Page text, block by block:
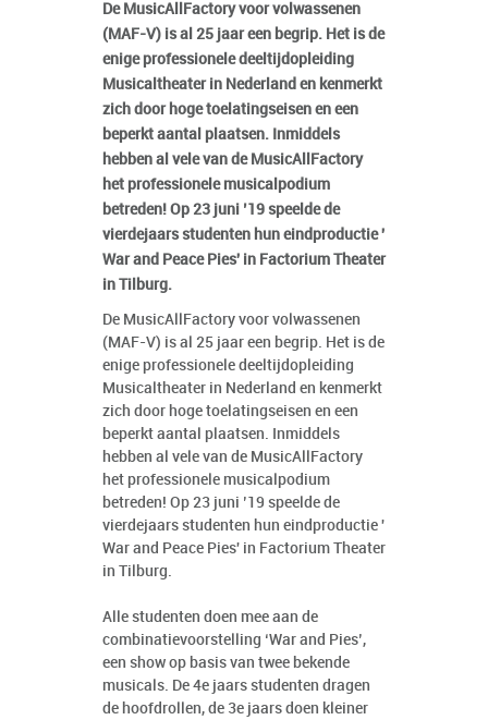
De MusicAllFactory voor volwassenen
(MAF-V) is al 25 jaar een begrip. Het is de
enige professionele deeltijdopleiding
Musicaltheater in Nederland en kenmerkt
zich door hoge toelatingseisen en een
beperkt aantal plaatsen. Inmiddels
hebben al vele van de MusicAllFactory
het professionele musicalpodium
betreden! Op 23 juni ’19 speelde de
vierdejaars studenten hun eindproductie '
War and Peace Pies' in Factorium Theater
in Tilburg.
De MusicAllFactory voor volwassenen
(MAF-V) is al 25 jaar een begrip. Het is de
enige professionele deeltijdopleiding
Musicaltheater in Nederland en kenmerkt
zich door hoge toelatingseisen en een
beperkt aantal plaatsen. Inmiddels
hebben al vele van de MusicAllFactory
het professionele musicalpodium
betreden! Op 23 juni ’19 speelde de
vierdejaars studenten hun eindproductie '
War and Peace Pies' in Factorium Theater
in Tilburg.
Alle studenten doen mee aan de
combinatievoorstelling ‘War and Pies’,
een show op basis van twee bekende
musicals. De 4e jaars studenten dragen
de hoofdrollen, de 3e jaars doen kleiner